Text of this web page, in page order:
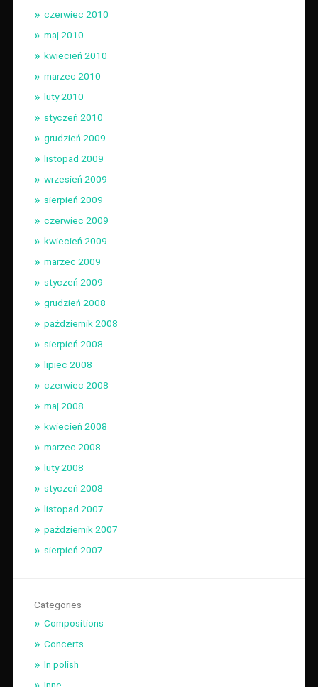
czerwiec 2010
maj 2010
kwiecień 2010
marzec 2010
luty 2010
styczeń 2010
grudzień 2009
listopad 2009
wrzesień 2009
sierpień 2009
czerwiec 2009
kwiecień 2009
marzec 2009
styczeń 2009
grudzień 2008
październik 2008
sierpień 2008
lipiec 2008
czerwiec 2008
maj 2008
kwiecień 2008
marzec 2008
luty 2008
styczeń 2008
listopad 2007
październik 2007
sierpień 2007
Categories
Compositions
Concerts
In polish
Inne